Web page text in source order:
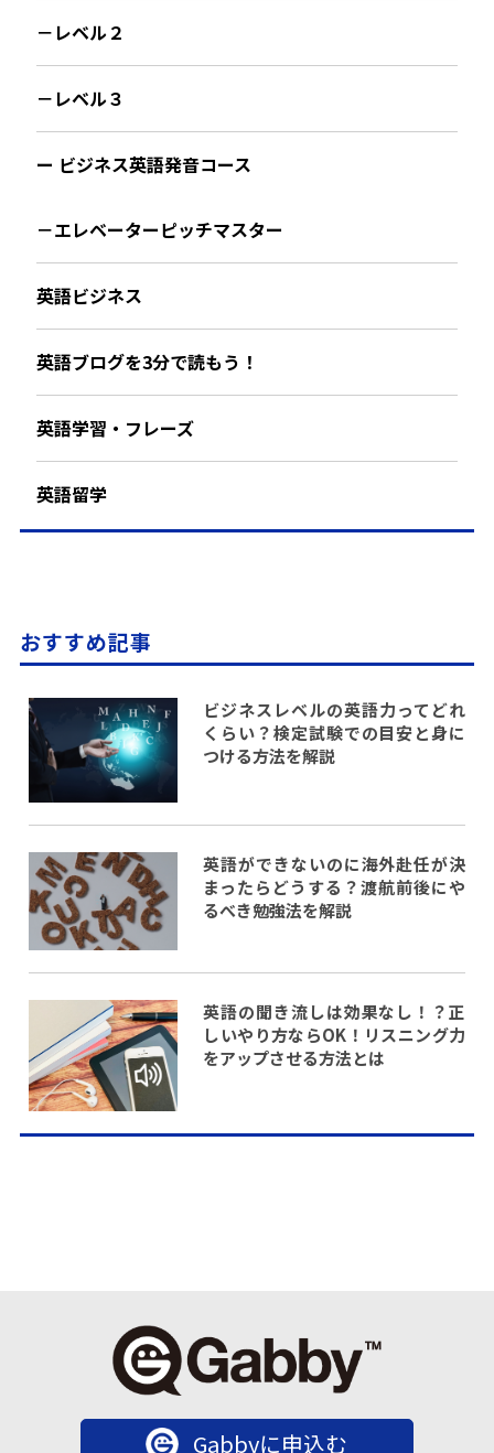
－レベル２
－レベル３
ー ビジネス英語発音コース
－エレベーターピッチマスター
英語ビジネス
英語ブログを3分で読もう！
英語学習・フレーズ
英語留学
おすすめ記事
ビジネスレベルの英語力ってどれ
くらい？検定試験での目安と身に
つける方法を解説
英語ができないのに海外赴任が決
まったらどうする？渡航前後にや
るべき勉強法を解説
英語の聞き流しは効果なし！？正
しいやり方ならOK！リスニング力
をアップさせる方法とは
Gabbyに申込む